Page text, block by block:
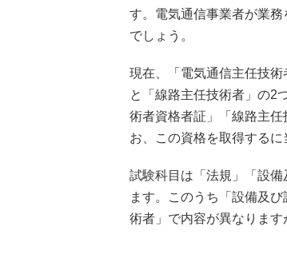
す。電気通信事業者が業
でしょう。
現在、「電気通信主任技術
と「線路主任技術者」の2
術者資格者証」「線路主
お、この資格を取得するに
試験科目は「法規」「設
ます。このうち「設備及
術者」で内容が異なります